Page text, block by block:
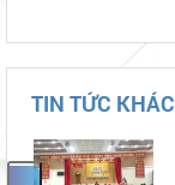
TIN TỨC KHÁC